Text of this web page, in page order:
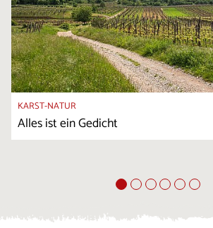
KARST-NATUR
Alles ist ein Gedicht